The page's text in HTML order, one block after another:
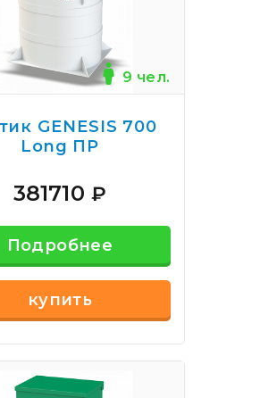
9 чел.
GENESIS 700
Long ПР
381710₽
Подробнее
купить